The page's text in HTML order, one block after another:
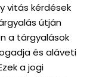
vitás kérdések
útján
a tárgyalások
és aláveti
a jogi